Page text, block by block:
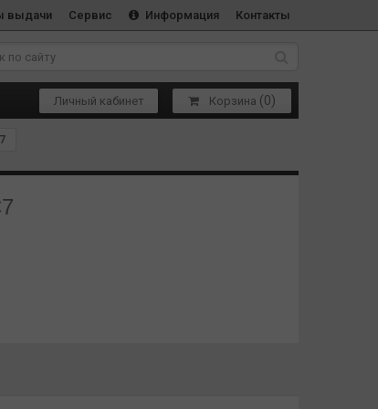
выдачи Сервис Информация Контакты
Личный кабинет Корзина (0)
как SRAM DUB, Race Face Cinch, Rotor